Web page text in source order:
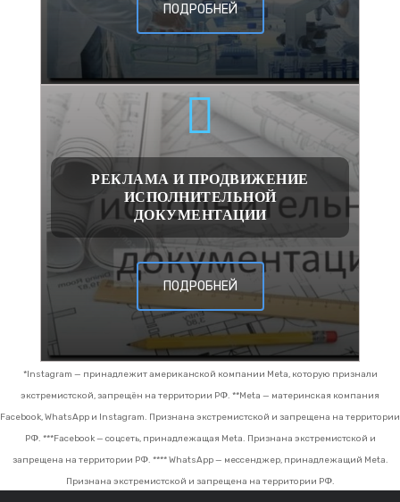
ПОДРОБНЕЙ
РЕКЛАМА И ПРОДВИЖЕНИЕ
ИСПОЛНИТЕЛЬНОЙ
ДОКУМЕНТАЦИИ
ПОДРОБНЕЙ
*Instagram — принадлежит американской компании Meta, которую признали
экстремистской, запрещён на территории РФ. **Meta — материнская компания
Facebook, WhatsApp и Instagram. Признана экстремистской и запрещена на территории
РФ. ***Facebook — соцсеть, принадлежащая Meta. Признана экстремистской и
запрещена на территории РФ. **** WhatsApp — мессенджер, принадлежащий Meta.
Признана экстремистской и запрещена на территории РФ.